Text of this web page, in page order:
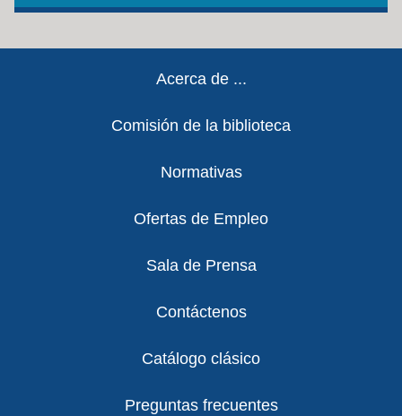
Acerca de ...
Comisión de la biblioteca
Normativas
Ofertas de Empleo
Sala de Prensa
Contáctenos
Catálogo clásico
Preguntas frecuentes